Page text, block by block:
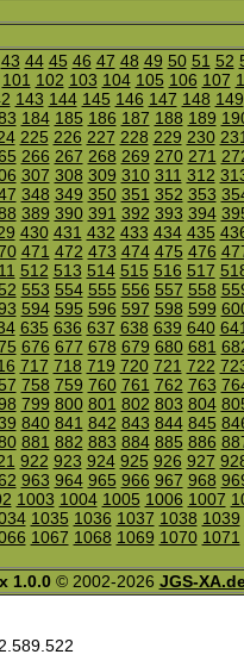
43 44 45 46 47 48 49 50 51 52
101 102 103 104 105 106 107
143 144 145 146 147 148 149
184 185 186 187 188 189
225 226 227 228 229 230 231
266 267 268 269 270 271
307 308 309 310 311 312
348 349 350 351 352 353
389 390 391 392 393 394
430 431 432 433 434 435
471 472 473 474 475 476
512 513 514 515 516 517
553 554 555 556 557 558
594 595 596 597 598 599
635 636 637 638 639 640 641
676 677 678 679 680 681
717 718 719 720 721 722
758 759 760 761 762 763
799 800 801 802 803 804
840 841 842 843 844 845
881 882 883 884 885 886
922 923 924 925 926 927
963 964 965 966 967 968
1003 1004 1005 1006 1007
1035 1036 1037 1038 1039
1067 1068 1069 1070 1071
1.0.0© 2002-2026 JGS-